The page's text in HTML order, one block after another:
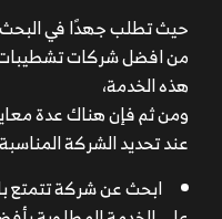
حيث تطلب جهدًا في البحث
من افضل شركات تشطيبات
هذه الخدمة،
ومن ثم فإن هناك عدة
عند تحديد الشركة
ابحث عن شركة تتمتع